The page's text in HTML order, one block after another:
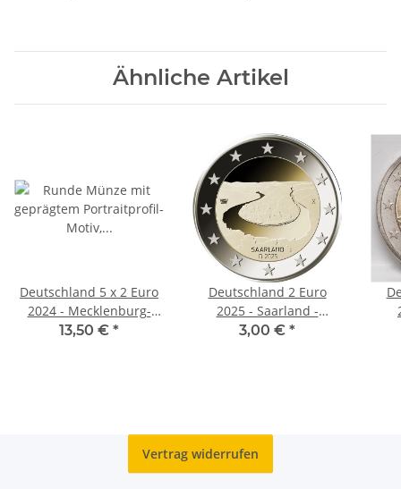
Ähnliche Artikel
Deutschland 5 x 2 Euro
2024 - Mecklenburg-
Vorpommern -
13,50 € *
Deutschland 2 Euro
2025 - Saarland -
Saarschleife - J*
3,00 € *
Vertrag widerrufen